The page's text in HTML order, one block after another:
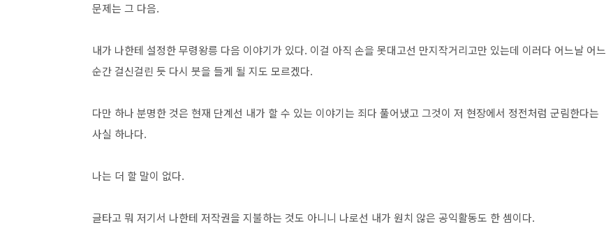
문제는 그 다음.
내가 나한테 설정한 무령왕릉 다음 이야기가 있다. 이걸 아직 손을 못대고선 만지작거리고만 있는데 이러다 어느날 어느
순간 걸신걸린 듯 다시 붓을 들게 될 지도 모르겠다.
다만 하나 분명한 것은 현재 단계선 내가 할 수 있는 이야기는 죄다 풀어냈고 그것이 저 현장에서 정전처럼 군림한다는
사실 하나다.
나는 더 할 말이 없다.
글타고 뭐 저기서 나한테 저작권을 지불하는 것도 아니니 나로선 내가 원치 않은 공익활동도 한 셈이다.